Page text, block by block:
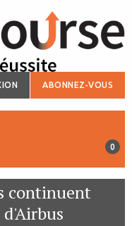
ABONNEZ-VOUS
0
continuent